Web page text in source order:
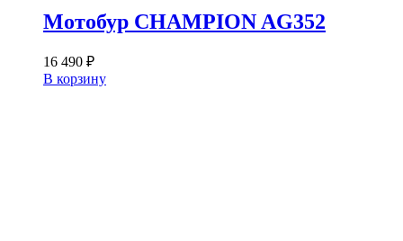
Мотобур CHAMPION AG352
16 490 ₽
В корзину